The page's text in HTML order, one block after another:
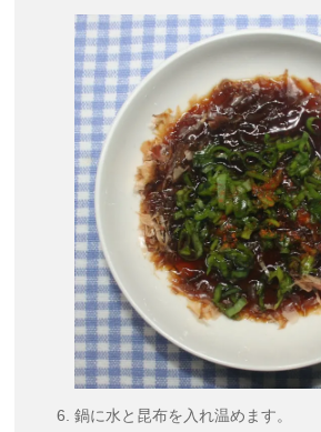
鍋に水と昆布を入れ温めます。